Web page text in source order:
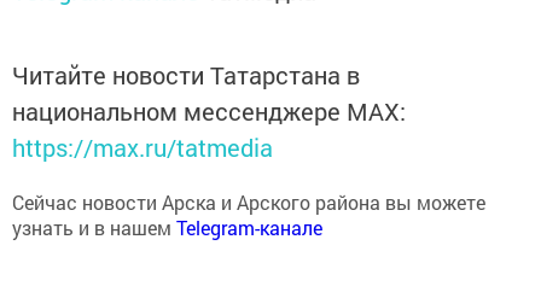
Читайте новости Татарстана в
национальном мессенджере MАХ:
https://max.ru/tatmedia
Сейчас новости Арска и Арского района вы можете
узнать и в нашемTelegram-канале